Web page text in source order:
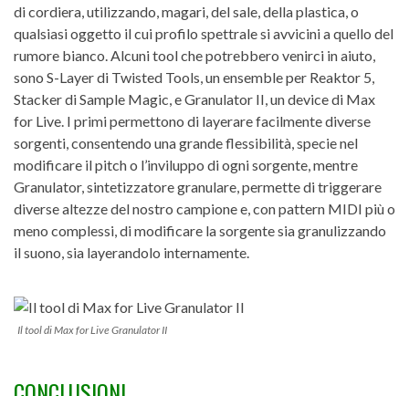
di cordiera, utilizzando, magari, del sale, della plastica, o
qualsiasi oggetto il cui profilo spettrale si avvicini a quello del
rumore bianco. Alcuni tool che potrebbero venirci in aiuto,
sono S-Layer di Twisted Tools, un ensemble per Reaktor 5,
Stacker di Sample Magic, e Granulator II, un device di Max
for Live. I primi permettono di layerare facilmente diverse
sorgenti, consentendo una grande flessibilità, specie nel
modificare il pitch o l’inviluppo di ogni sorgente, mentre
Granulator, sintetizzatore granulare, permette di triggerare
diverse altezze del nostro campione e, con pattern MIDI più o
meno complessi, di modificare la sorgente sia granulizzando
il suono, sia layerandolo internamente.
Il tool di Max for Live Granulator II